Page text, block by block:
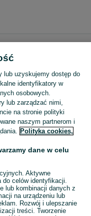
dziewczynki,strój Zobacz
lub uzyskujemy dostęp do
identyfikatory w
osobowych.
lub zarządzać nimi,
na stronie polityki
naszym partnerom i
Polityka cookies,
dane w celu
Aktywne
do celów identyfikacji.
lub kombinacji danych z
na urządzeniu lub
Rozwój i ulepszanie
treści. Tworzenie